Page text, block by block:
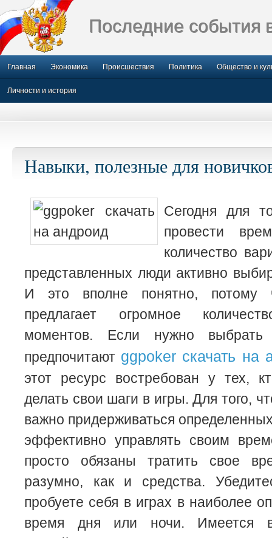
Последние события
Главная Экономика Происшествия Политика Общество и
Личности и история
Навыки, полезные для
Сегодня для
провести
количество
представленных люди активно
И это вполне понятно, потому
предлагает огромное
моментов. Если нужно выбрать
предпочитают ggpoker скачать на
этот ресурс востребован у тех,
делать свои шаги в игры. Для того,
важно придерживаться
эффективно управлять своим
просто обязаны тратить свое
разумно, как и средства.
пробуете себя в играх в наиболее
время дня или ночи. Имеется